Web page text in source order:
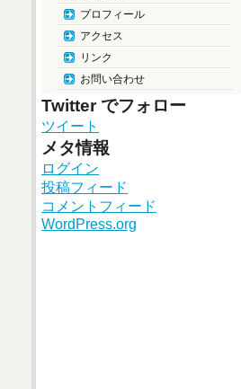
プロフィール
アクセス
リンク
お問い合わせ
Twitter でフォロー
ツイート
メタ情報
ログイン
投稿フィード
コメントフィード
WordPress.org